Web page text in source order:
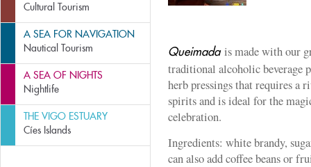
Cultural Tourism
A SEA FOR NAVIGATION
Nautical Tourism
A SEA OF NIGHTS
Nightlife
THE VIGO ESTUARY
Cíes Islands
Queimadais made with our
traditional alcoholic beverage
herb pressings that requires a
spirits and is ideal for the
celebration.
Ingredients: white brandy,
can also add coffee beans or